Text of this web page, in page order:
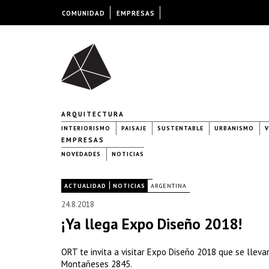
ARQUITECTURA
INTERIORISMO PAISAJE SUSTENTABLE URBANISMO
EMPRESAS
NOVEDADES NOTICIAS
ACTUALIDAD | NOTICIAS ARGENTINA
24.8.2018
¡Ya llega Expo Diseño 2018!
ORT te invita a visitar Expo Diseño 2018 que se
Montañeses 2845.
COMUNIDAD EMPRESAS